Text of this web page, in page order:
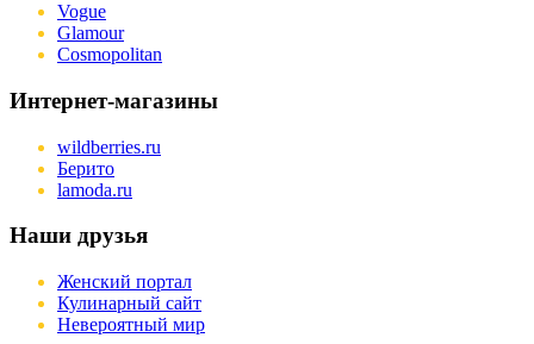
Vogue
Glamour
Cosmopolitan
Интернет-магазины
wildberries.ru
Берито
lamoda.ru
Наши друзья
Женский портал
Кулинарный сайт
Невероятный мир